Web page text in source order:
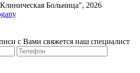
Больница", 2026
с Вами свяжется наш специалист